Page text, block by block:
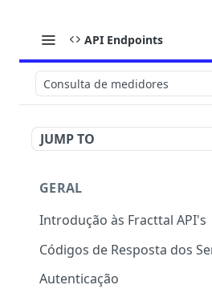
API Endpoints
Consulta de medidores
JUMP TO
GERAL
Introdução às Fracttal API's
Códigos de Resposta dos
Autenticação